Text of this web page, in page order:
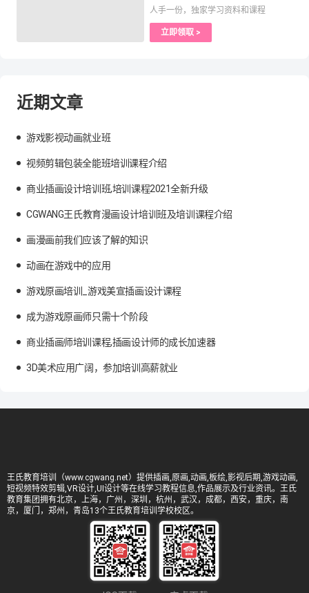
人手一份，独家学习资料和课程
立即领取 >
近期文章
游戏影视动画就业班
视频剪辑包装全能班培训课程介绍
商业插画设计培训班,培训课程2021全新升级
CGWANG王氏教育漫画设计培训班及培训课程介绍
画漫画前我们应该了解的知识
动画在游戏中的应用
游戏原画培训_游戏美宣插画设计课程
成为游戏原画师只需十个阶段
商业插画师培训课程,插画设计师的成长加速器
3D美术应用广阔，参加培训高薪就业
王氏教育培训（www.cgwang.net）提供插画,原画,动画,板绘,影视后期,游戏动画,
短视频特效剪辑,VR设计,UI设计等在线学习教程信息,作品展示及行业资讯。王氏
教育集团拥有北京，上海，广州，深圳，杭州，武汉，成都，西安，重庆，南
京，厦门，郑州，青岛13个王氏教育培训学校校区。